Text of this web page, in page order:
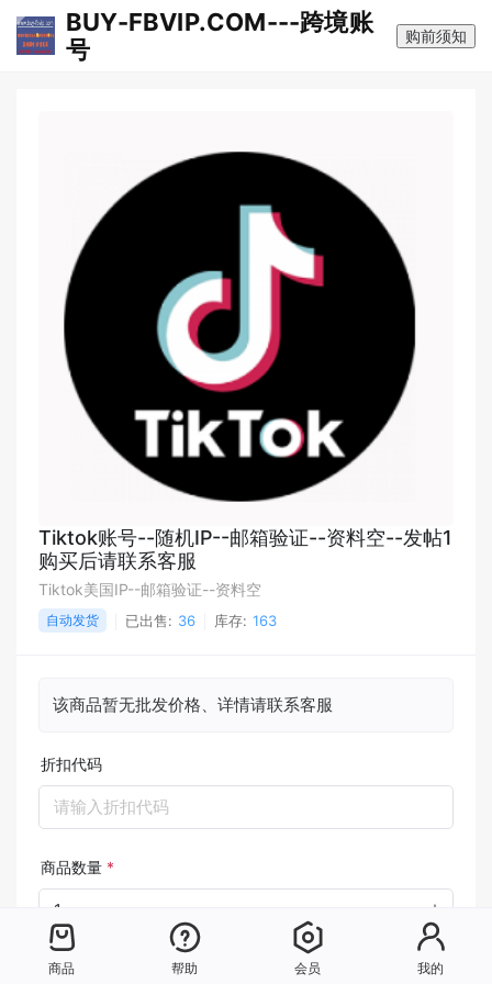
BUY-FBVIP.COM---跨境账
号
购前须知
Tiktok账号--随机IP--邮箱验证--资料空--发帖1
购买后请联系客服
Tiktok美国IP--邮箱验证--资料空
自动发货 已出售: 36 库存: 163
该商品暂无批发价格、详情请联系客服
折扣代码
请输入折扣代码
商品数量 *
支付方式
商品 帮助 会员 我的